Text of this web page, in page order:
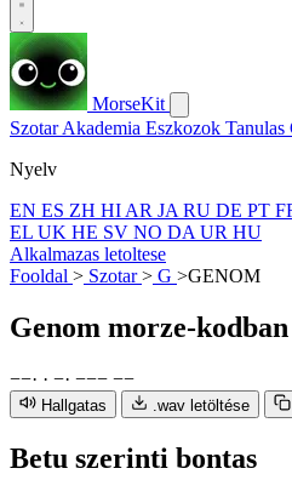
MorseKit
SzotarAkademia Eszkozok Tanulas
Nyelv
EN ES ZH HI AR JA RU DE PT
EL UK HE SV NO DA UR HU
Alkalmazas letoltese
Fooldal > Szotar> G >GENOM
Genom morze-kodban
−−· · −· −−− −−
Hallgatas .wav letöltése
Betu szerinti bontas